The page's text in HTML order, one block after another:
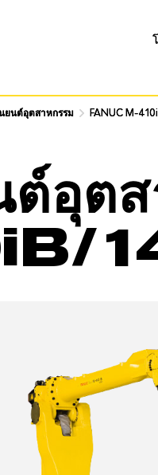
ยนต์อุตสาหกรรม FANUC M-
ยนต์อุตสาหกรรม FANUC M-
ต์อุต